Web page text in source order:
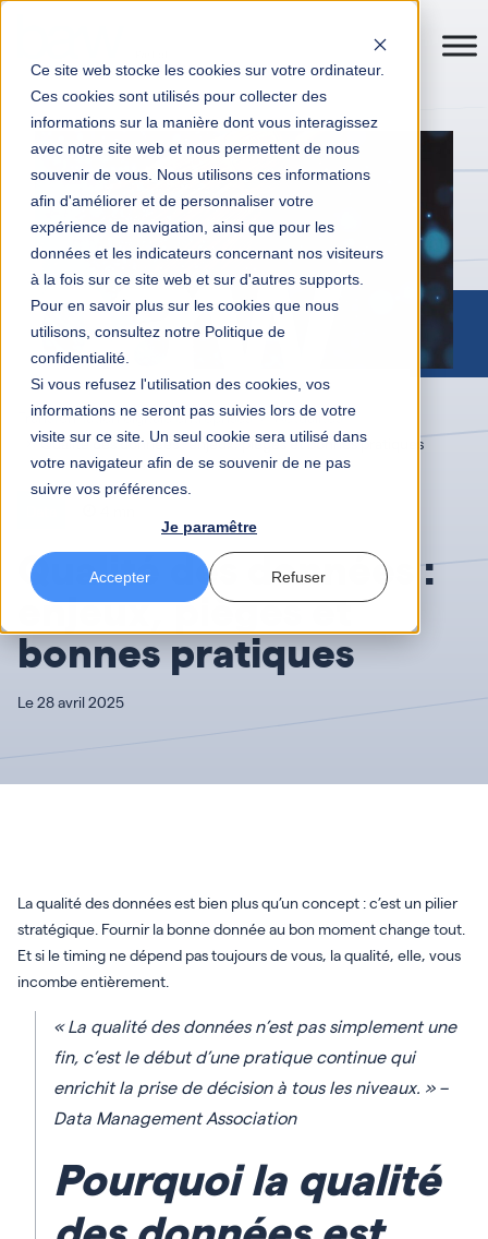
Ce site web stocke les cookies sur votre ordinateur.
Ces cookies sont utilisés pour collecter des
informations sur la manière dont vous interagissez
avec notre site web et nous permettent de nous
souvenir de vous. Nous utilisons ces informations
afin d'améliorer et de personnaliser votre
expérience de navigation, ainsi que pour les
données et les indicateurs concernant nos visiteurs
à la fois sur ce site web et sur d'autres supports.
Pour en savoir plus sur les cookies que nous
utilisons, consultez notre Politique de
confidentialité.
Si vous refusez l'utilisation des cookies, vos
informations ne seront pas suivies lors de votre
visite sur ce site. Un seul cookie sera utilisé dans
votre navigateur afin de se souvenir de ne pas
suivre vos préférences.
Je paramêtre
Accepter Refuser
Transformation digitale entreprises
Actualités
Qualité des données : enjeux, pièges et bonnes pratiques
Qualité des données :
enjeux, pièges et
bonnes pratiques
Le 28 avril 2025
La qualité des données est bien plus qu’un concept : c’est un pilier
stratégique. Fournir la bonne donnée au bon moment change tout.
Et si le timing ne dépend pas toujours de vous, la qualité, elle, vous
incombe entièrement.
« La qualité des données n’est pas simplement une
fin, c’est le début d’une pratique continue qui
enrichit la prise de décision à tous les niveaux. »–
Data Management Association
Pourquoi la qualité